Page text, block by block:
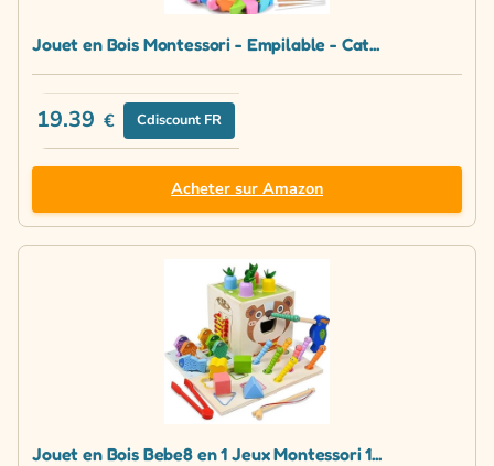
Jouet en Bois Montessori - Empilable - Cat...
19.39 € Cdiscount FR
Acheter sur Amazon
Jouet en Bois Bebe8 en 1 Jeux Montessori 1...